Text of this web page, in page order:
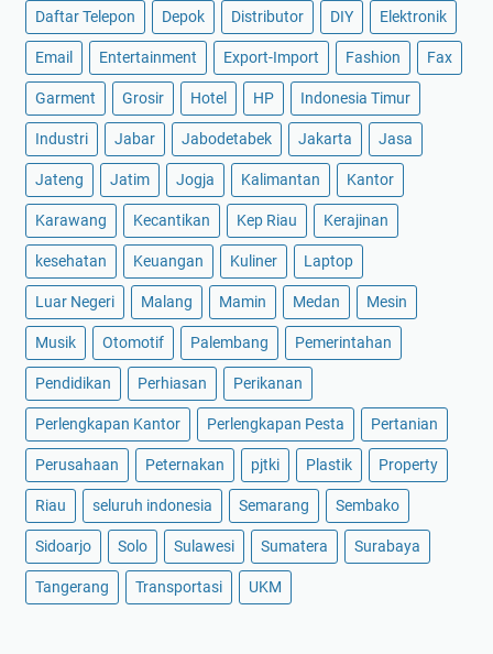
Daftar Telepon Depok Distributor DIY Elektronik
Email Entertainment Export-Import Fashion Fax
Garment Grosir Hotel HP Indonesia Timur
Industri Jabar Jabodetabek Jakarta Jasa
Jateng Jatim Jogja Kalimantan Kantor
Karawang Kecantikan Kep Riau Kerajinan
kesehatan Keuangan Kuliner Laptop
Luar Negeri Malang Mamin Medan Mesin
Musik Otomotif Palembang Pemerintahan
Pendidikan Perhiasan Perikanan
Perlengkapan Kantor Perlengkapan Pesta Pertanian
Perusahaan Peternakan pjtki Plastik Property
Riau seluruh indonesia Semarang Sembako
Sidoarjo Solo Sulawesi Sumatera Surabaya
Tangerang Transportasi UKM